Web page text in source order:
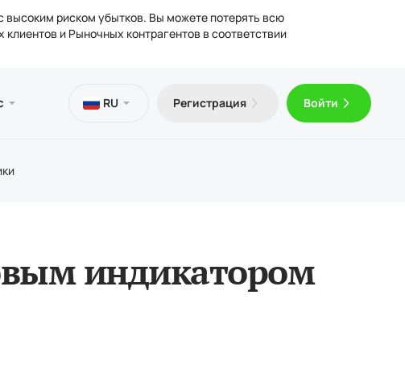
высоким риском убытков. Вы можете потерять всю
и Рыночных контрагентов в соответствии
Бесплатный VPS
Пополнение и вывод средств
MetaTrader 5 для Android
MetaTrader 5 для iOS
Библиотека
Статьи о трейдинге
Юридическая информация
Лицензии
Юридические документы
RU Регистрация Войти
индикатором